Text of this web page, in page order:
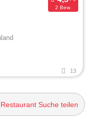
2 Bew.
13
Restaurant Suche teilen